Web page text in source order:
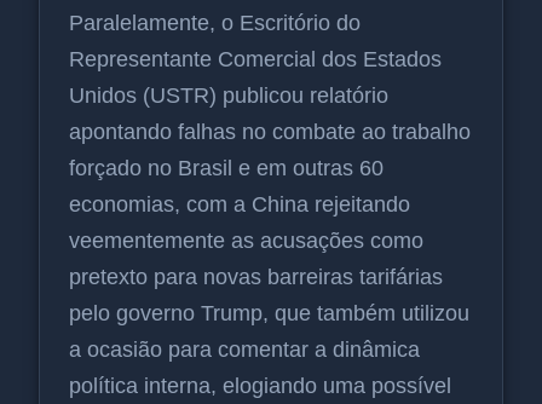
Paralelamente, o Escritório do
Representante Comercial dos Estados
Unidos (USTR) publicou relatório
apontando falhas no combate ao trabalho
forçado no Brasil e em outras 60
economias, com a China rejeitando
veementemente as acusações como
pretexto para novas barreiras tarifárias
pelo governo Trump, que também utilizou
a ocasião para comentar a dinâmica
política interna, elogiando uma possível